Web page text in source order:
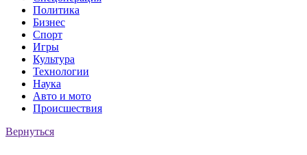
Политика
Бизнес
Спорт
Игры
Культура
Технологии
Наука
Авто и мото
Происшествия
Вернуться